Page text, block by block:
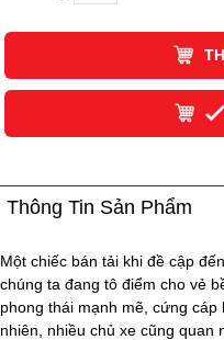
Thông Tin Sản Phẩm
Một chiếc bán tải khi đề cập
chúng ta đang tô điểm cho vẻ
phong thái mạnh mẽ, cứng
nhiên, nhiều chủ xe cũng quan